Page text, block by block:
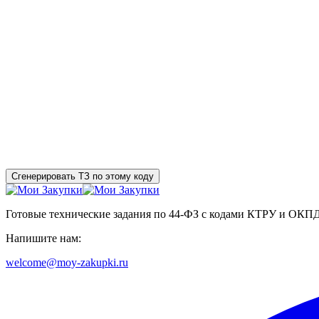
Сгенерировать ТЗ по этому коду
Готовые технические задания по 44-ФЗ с кодами КТРУ и
Напишите нам:
welcome@moy-zakupki.ru